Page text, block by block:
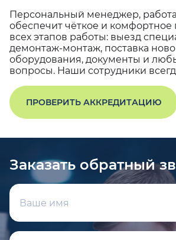
Персональный менеджер,
обеспечит чёткое и
всех этапов работы: выезд
демонтаж-монтаж, поставка
оборудования, документы и
вопросы. Наши сотрудники
ПРОВЕРИТЬ АККРЕДИТАЦИЮ
Заказать обратный